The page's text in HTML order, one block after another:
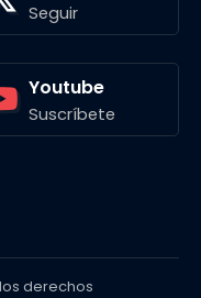
Seguir
Youtube
Suscríbete
derechos